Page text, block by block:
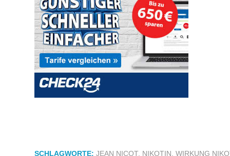
SCHLAGWORTE: JEAN NICOT, NIKOTIN , WIRKUNG